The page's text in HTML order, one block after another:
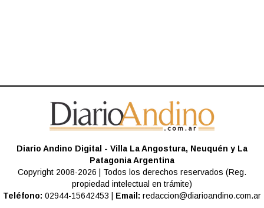
Diario Andino Digital - Villa La Angostura, Neuquén y La
Patagonia Argentina
Copyright 2008-2026 | Todos los derechos reservados (Reg.
propiedad intelectual en trámite)
Teléfono: 02944-15642453 | Email: redaccion@diarioandino.com.ar